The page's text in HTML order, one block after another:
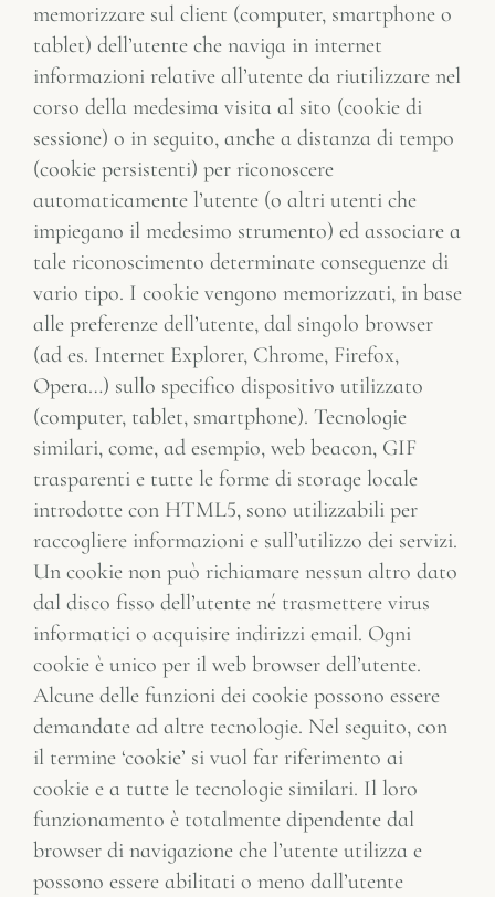
memorizzare sul client (computer, smartphone o
tablet) dell’utente che naviga in internet
informazioni relative all’utente da riutilizzare nel
corso della medesima visita al sito (cookie di
sessione) o in seguito, anche a distanza di tempo
(cookie persistenti) per riconoscere
automaticamente l’utente (o altri utenti che
impiegano il medesimo strumento) ed associare a
tale riconoscimento determinate conseguenze di
vario tipo. I cookie vengono memorizzati, in base
alle preferenze dell’utente, dal singolo browser
(ad es. Internet Explorer, Chrome, Firefox,
Opera…) sullo specifico dispositivo utilizzato
(computer, tablet, smartphone). Tecnologie
similari, come, ad esempio, web beacon, GIF
trasparenti e tutte le forme di storage locale
introdotte con HTML5, sono utilizzabili per
raccogliere informazioni e sull’utilizzo dei servizi.
Un cookie non può richiamare nessun altro dato
dal disco fisso dell’utente né trasmettere virus
informatici o acquisire indirizzi email. Ogni
cookie è unico per il web browser dell’utente.
Alcune delle funzioni dei cookie possono essere
demandate ad altre tecnologie. Nel seguito, con
il termine ‘cookie’ si vuol far riferimento ai
cookie e a tutte le tecnologie similari. Il loro
funzionamento è totalmente dipendente dal
browser di navigazione che l’utente utilizza e
possono essere abilitati o meno dall’utente